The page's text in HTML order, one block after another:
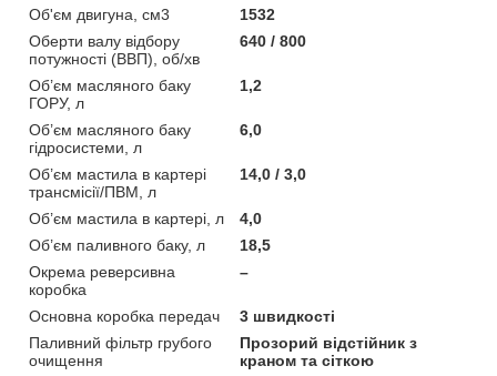
Об'єм двигуна, cм3
1532
Оберти валу відбору
потужності (ВВП), об/хв
640 / 800
Об’єм масляного баку
ГОРУ, л
1,2
Об’єм масляного баку
гідросистеми, л
6,0
Об’єм мастила в картері
трансмісії/ПВМ, л
14,0 / 3,0
Об’єм мастила в картері, л
4,0
Об’єм паливного баку, л
18,5
Окрема реверсивна
коробка
–
Основна коробка передач
3 швидкості
Паливний фільтр грубого
очищення
Прозорий відстійник з
краном та сіткою